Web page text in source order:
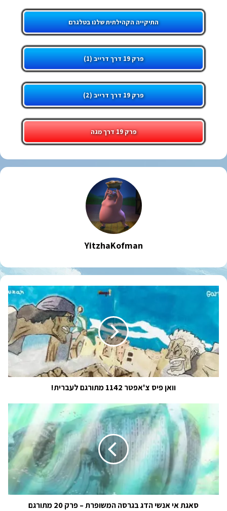
התיקייה הקהילתית שלנו בטלגרם
פרק 19 דרך דרייב (1)
פרק 19 דרך דרייב (2)
פרק 19 דרך מגה
YitzhaKofman
וואן
פיס
1142
מתורגם
לעברית!
וואן פיס צ'אפטר 1142 מתורגם לעברית!
אנשי
הדג
בגרסה
המשופרת
–
פרק
20
מתורגםסאגת אי אנשי הדג בגרסה המשופרת – פרק 20 מתורגם